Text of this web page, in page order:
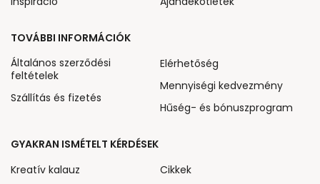
TOVÁBBI INFORMÁCIÓK
Általános szerződési
feltételek
Szállítás és fizetés
Elérhetőség
Mennyiségi kedvezmény
Hűség- és bónuszprogram
GYAKRAN ISMÉTELT KÉRDÉSEK
Kreatív kalauz
Cikkek